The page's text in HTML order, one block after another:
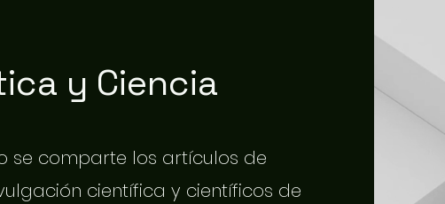
y Ciencia
se comparte los artículos de
científica y científicos de